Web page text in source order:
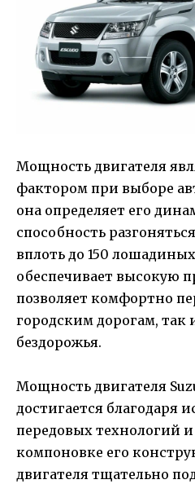
Мощность двигателя
фактором при выборе
она определяет его
способность
вплоть до 150
обеспечивает высокую
позволяет комфортно
городским дорогам, так
бездорожья.
Мощность двигателя
достигается благодаря
передовых технологий
компоновке его
двигателя тщательно